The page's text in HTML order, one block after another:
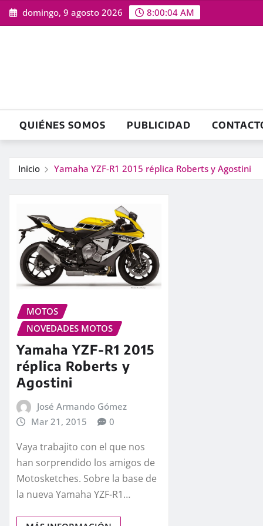
Saltar
al
domingo, 9 agosto 2026 8:00:05 AM
QUIÉNES SOMOS PUBLICIDAD
Inicio Yamaha YZF-R1 2015 réplica Roberts y Agostini
MOTOS
NOVEDADES MOTOS
Yamaha YZF-R1 2015
réplica Roberts y
Agostini
José Armando Gómez
Mar 21, 2015
0
Vaya trabajito con el que nos
han sorprendido los amigos de
Motosketches. Sobre la base de
la nueva Yamaha YZF-R1…